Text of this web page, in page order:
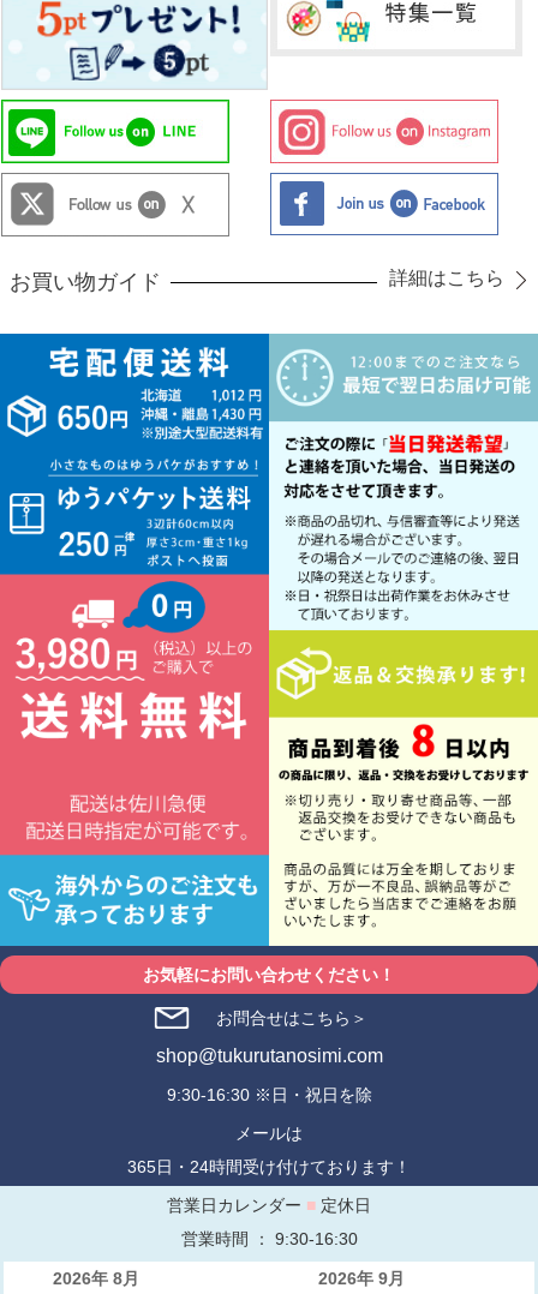
お買い物ガイド 詳細はこちら
お気軽にお問い合わせください！
お問合せはこちら＞
shop@tukurutanosimi.com
9:30-16:30 ※日・祝日を除
メールは
365日・24時間受け付けております！
営業日カレンダー ■ 定休日
営業時間 ： 9:30-16:30
2026年 8月 2026年 9月